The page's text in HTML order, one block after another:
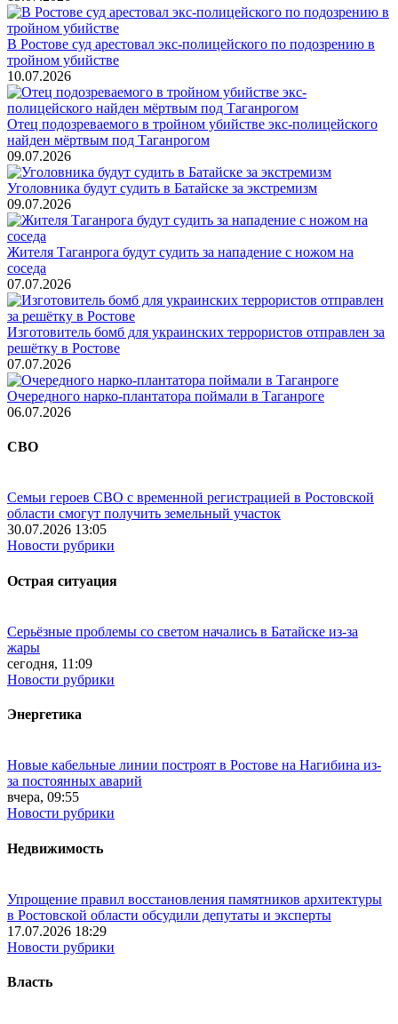
В Ростове суд арестовал экс-полицейского по подозрению в
тройном убийстве
10.07.2026
Отец подозреваемого в тройном убийстве экс-полицейского
найден мёртвым под Таганрогом
09.07.2026
Уголовника будут судить в Батайске за экстремизм
09.07.2026
Жителя Таганрога будут судить за нападение с ножом на
соседа
07.07.2026
Изготовитель бомб для украинских террористов отправлен за
решётку в Ростове
07.07.2026
Очередного нарко-плантатора поймали в Таганроге
06.07.2026
СВО
Семьи героев СВО с временной регистрацией в Ростовской
области смогут получить земельный участок
30.07.2026 13:05
Новости рубрики
Острая ситуация
Серьёзные проблемы со светом начались в Батайске из-за
жары
сегодня, 11:09
Новости рубрики
Энергетика
Новые кабельные линии построят в Ростове на Нагибина из-
за постоянных аварий
вчера, 09:55
Новости рубрики
Недвижимость
Упрощение правил восстановления памятников архитектуры
в Ростовской области обсудили депутаты и эксперты
17.07.2026 18:29
Новости рубрики
Власть